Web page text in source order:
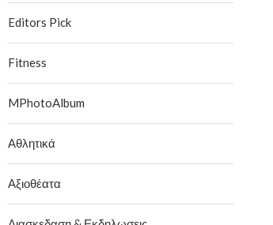
Editors Pick
Fitness
MPhotoAlbum
Αθλητικά
Αξιοθέατα